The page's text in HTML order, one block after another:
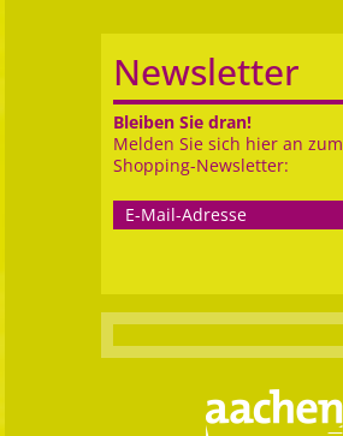
Newsletter
Bleiben Sie dran!
Melden Sie sich hier an zum
Shopping-Newsletter: